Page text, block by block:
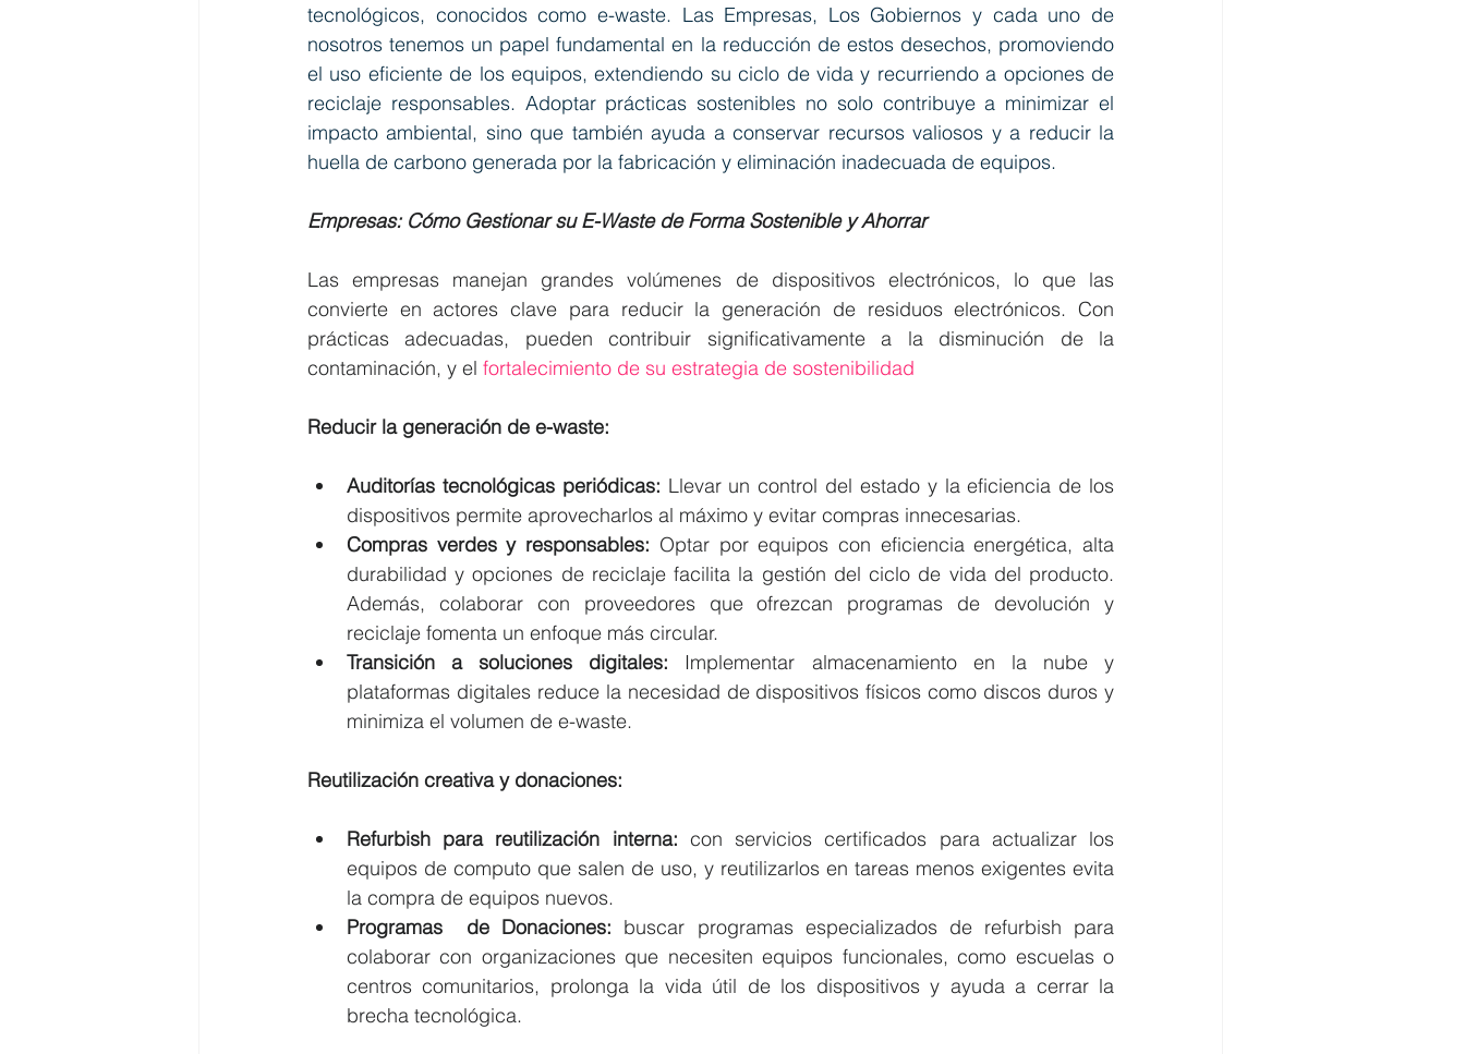
tecnológicos, conocidos como e-waste. Las Empresas, Los Gobiernos y cada uno de
nosotros tenemos un papel fundamental en la reducción de estos desechos, promoviendo
el uso eficiente de los equipos, extendiendo su ciclo de vida y recurriendo a opciones de
reciclaje responsables. Adoptar prácticas sostenibles no solo contribuye a minimizar el
impacto ambiental, sino que también ayuda a conservar recursos valiosos y a reducir la
huella de carbono generada por la fabricación y eliminación inadecuada de equipos.
Empresas: Cómo Gestionar su E-Waste de Forma Sostenible y Ahorrar
Las empresas manejan grandes volúmenes de dispositivos electrónicos, lo que las
convierte en actores clave para reducir la generación de residuos electrónicos. Con
prácticas adecuadas, pueden contribuir significativamente a la disminución de la
contaminación, y el fortalecimiento de su estrategia de sostenibilidad
Reducir la generación de e-waste:
Auditorías tecnológicas periódicas: Llevar un control del estado y la eficiencia de los
dispositivos permite aprovecharlos al máximo y evitar compras innecesarias.
Compras verdes y responsables: Optar por equipos con eficiencia energética, alta
durabilidad y opciones de reciclaje facilita la gestión del ciclo de vida del producto.
Además, colaborar con proveedores que ofrezcan programas de devolución y
reciclaje fomenta un enfoque más circular.
Transición a soluciones digitales: Implementar almacenamiento en la nube y
plataformas digitales reduce la necesidad de dispositivos físicos como discos duros y
minimiza el volumen de e-waste.
Reutilización creativa y donaciones:
Refurbish para reutilización interna: con servicios certificados para actualizar los
equipos de computo que salen de uso, y reutilizarlos en tareas menos exigentes evita
la compra de equipos nuevos.
Programas  de Donaciones: buscar programas especializados de refurbish para
colaborar con organizaciones que necesiten equipos funcionales, como escuelas o
centros comunitarios, prolonga la vida útil de los dispositivos y ayuda a cerrar la
brecha tecnológica.